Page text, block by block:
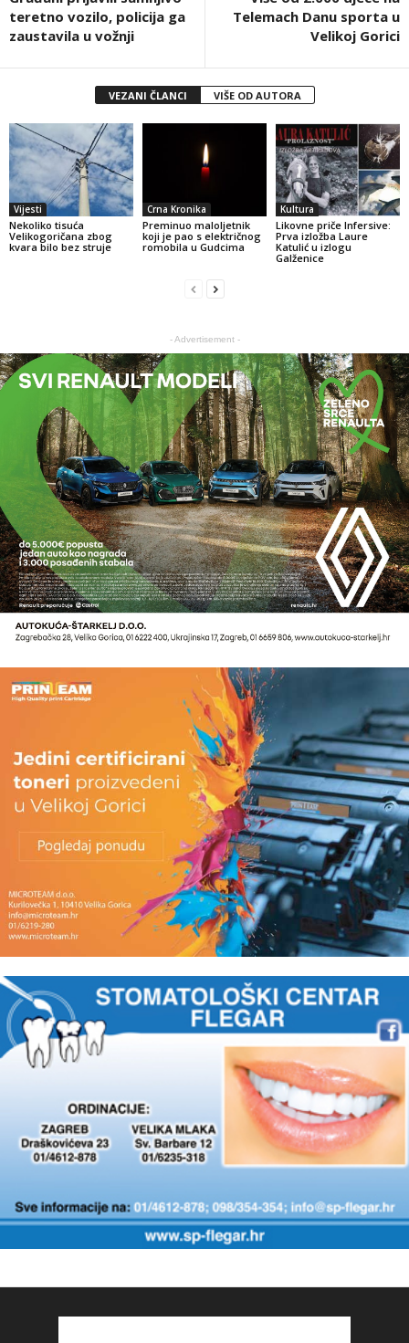
teretno vozilo, policija ga
zaustavila u vožnji
Telemach Danu sporta u
Velikoj Gorici
VEZANI ČLANCI VIŠE OD AUTORA
Vijesti
Nekoliko tisuća
Velikogoričana zbog
kvara bilo bez struje
Crna Kronika
Preminuo maloljetnik
koji je pao s električnog
romobila u Gudcima
Kultura
Likovne priče Infersive:
Prva izložba Laure
Katulić u izlogu
Galženice
- Advertisement -